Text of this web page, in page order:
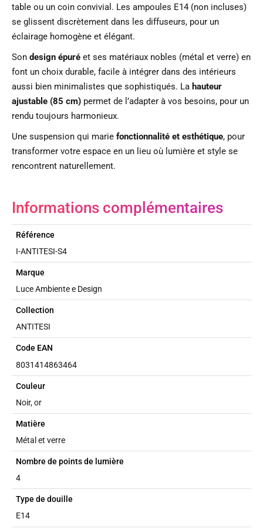
table ou un coin convivial. Les ampoules E14 (non incluses)
se glissent discrètement dans les diffuseurs, pour un
éclairage homogène et élégant.
Son design épuré et ses matériaux nobles (métal et verre) en
font un choix durable, facile à intégrer dans des intérieurs
aussi bien minimalistes que sophistiqués. La hauteur
ajustable (85 cm) permet de l’adapter à vos besoins, pour un
rendu toujours harmonieux.
Une suspension qui marie fonctionnalité et esthétique, pour
transformer votre espace en un lieu où lumière et style se
rencontrent naturellement.
Informations complémentaires
Référence
I-ANTITESI-S4
Marque
Luce Ambiente e Design
Collection
ANTITESI
Code EAN
8031414863464
Couleur
Noir, or
Matière
Métal et verre
Nombre de points de lumière
4
Type de douille
E14